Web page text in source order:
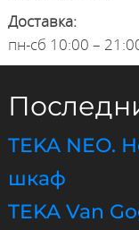
Доставка:
пн-сб 10:00 –
TEKA NEO.
шкаф
TEKA Van